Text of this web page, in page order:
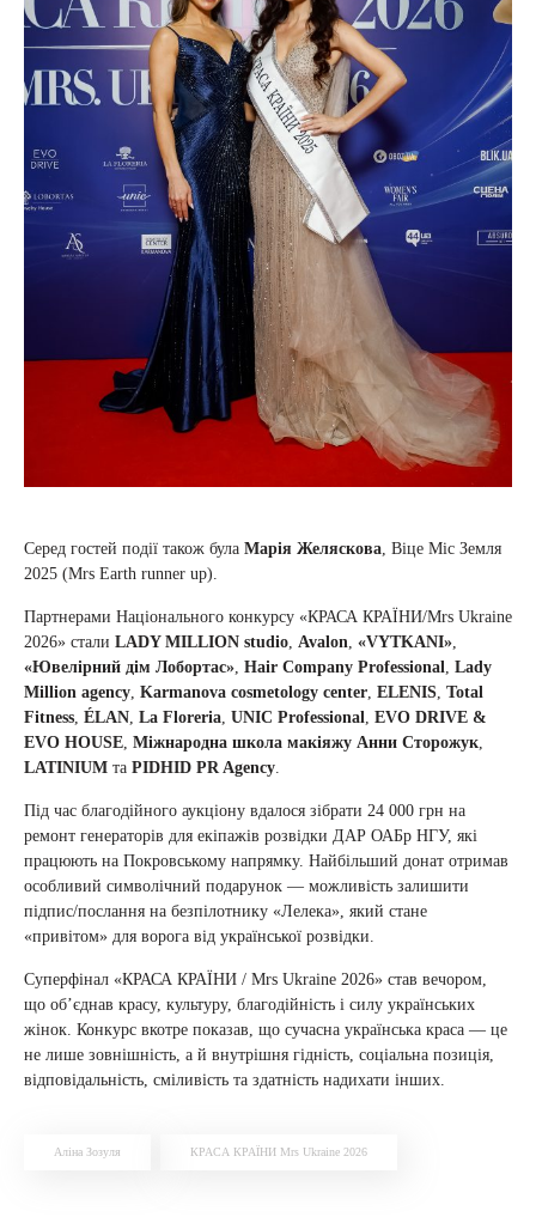
Серед гостей події також була Марія Желяскова, Віце Міс Земля
2025 (Mrs Earth runner up).
Партнерами Національного конкурсу «КРАСА КРАЇНИ/Mrs Ukraine
2026» стали LADY MILLION studio, Avalon, «VYTKANI»,
«Ювелірний дім Лобортас», Hair Company Professional, Lady
Million agency, Karmanova cosmetology center, ELENIS, Total
Fitness, ÉLAN, La Floreria, UNIC Professional, EVO DRIVE &
EVO HOUSE, Міжнародна школа макіяжу Анни Сторожук,
LATINIUM та PIDHID PR Agency.
Під час благодійного аукціону вдалося зібрати 24 000 грн на
ремонт генераторів для екіпажів розвідки ДАР ОАБр НГУ, які
працюють на Покровському напрямку. Найбільший донат отримав
особливий символічний подарунок — можливість залишити
підпис/послання на безпілотнику «Лелека», який стане
«привітом» для ворога від української розвідки.
Суперфінал «КРАСА КРАЇНИ / Mrs Ukraine 2026» став вечором,
що об’єднав красу, культуру, благодійність і силу українських
жінок. Конкурс вкотре показав, що сучасна українська краса — це
не лише зовнішність, а й внутрішня гідність, соціальна позиція,
відповідальність, сміливість та здатність надихати інших.
Аліна Зозуля КРАСА КРАЇНИ Mrs Ukraine 2026